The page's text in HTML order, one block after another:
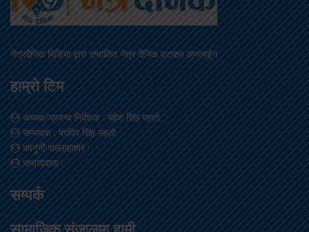
नेत्रदैनिक मिडिया द्वारा संचालित नेत्र दैनिक डटकम अनलाईन
हाम्रो टिम
अध्यक्ष/प्रबन्ध निर्देशक: महेश सिंह महतो
सम्पादक: प्रदिप सिंह महतो
कानूनी सल्लाहकार:
सम्वाददाता:
सम्पर्क